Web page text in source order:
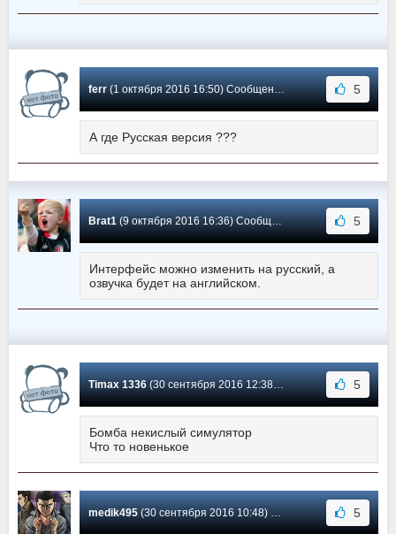
ferr(1 октября 2016 16:50) Сообщение #2 5
А где Русская версия ???
Brat1(9 октября 2016 16:36) Сообщение #1 5
Интерфейс можно изменить на русский, а
озвучка будет на английском.
Timax 1336(30 сентября 2016 12:38) Сообщение #0 5
Бомба некислый симулятор
Что то новенькое
medik495(30 сентября 2016 10:48) Сообщение #-1 5